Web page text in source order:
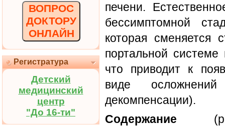
ВОПРОС
ДОКТОРУ
ОНЛАЙН
Регистратура
Детский
медицинский
центр
"До 16-ти"
печени.
бессимптомной
которая сменяется
портальной
что приводит к
виде
декомпенсации).
Содержание